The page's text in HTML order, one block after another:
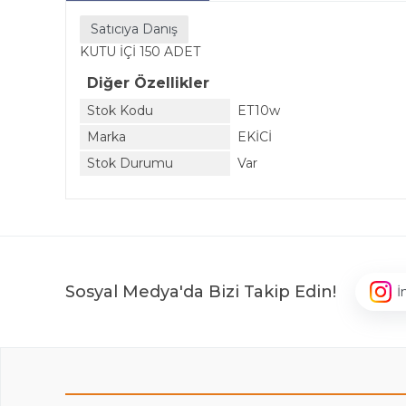
Satıcıya Danış
KUTU İÇİ 150 ADET
Diğer Özellikler
Stok Kodu
ET10w
Marka
EKİCİ
Stok Durumu
Var
Sosyal Medya'da Bizi Takip Edin!